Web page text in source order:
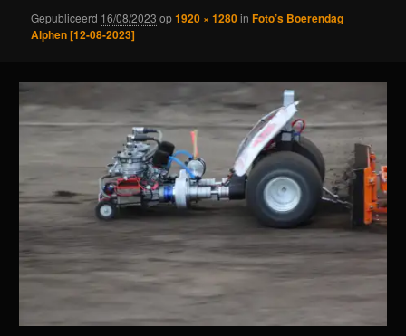
Gepubliceerd 16/08/2023 op1920 × 1280inFoto’s Boerendag
Alphen [12-08-2023]